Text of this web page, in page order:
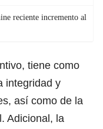
reciente incremento al
tiene como
integridad y
así como de la
Adicional, la